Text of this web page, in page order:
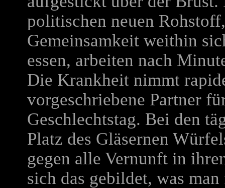
politischen neuen
Gemeinsamkeit weithin
essen, arbeiten nach
Die Krankheit nimmt
vorgeschriebene Partner
Geschlechtstag. Bei den
Platz des Gläsernen
gegen alle Vernunft in
sich das gebildet, was